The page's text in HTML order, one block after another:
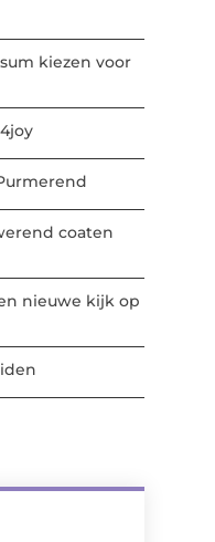
kiezen voor
coaten
nieuwe kijk op